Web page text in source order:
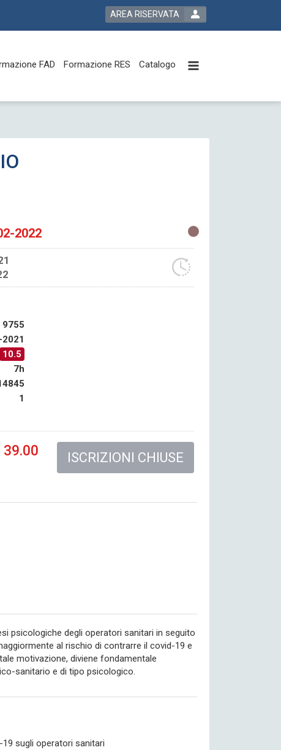
AREA RISERVATA
FAD Formazione RES Catalogo
2022
9755
10.5
7h
1
ISCRIZIONI CHIUSE
39.00
psicologiche degli operatori sanitari in seguito
al rischio di contrarre il covid-19 e
motivazione, diviene fondamentale
sanitario e di tipo psicologico.
19 sugli operatori sanitari